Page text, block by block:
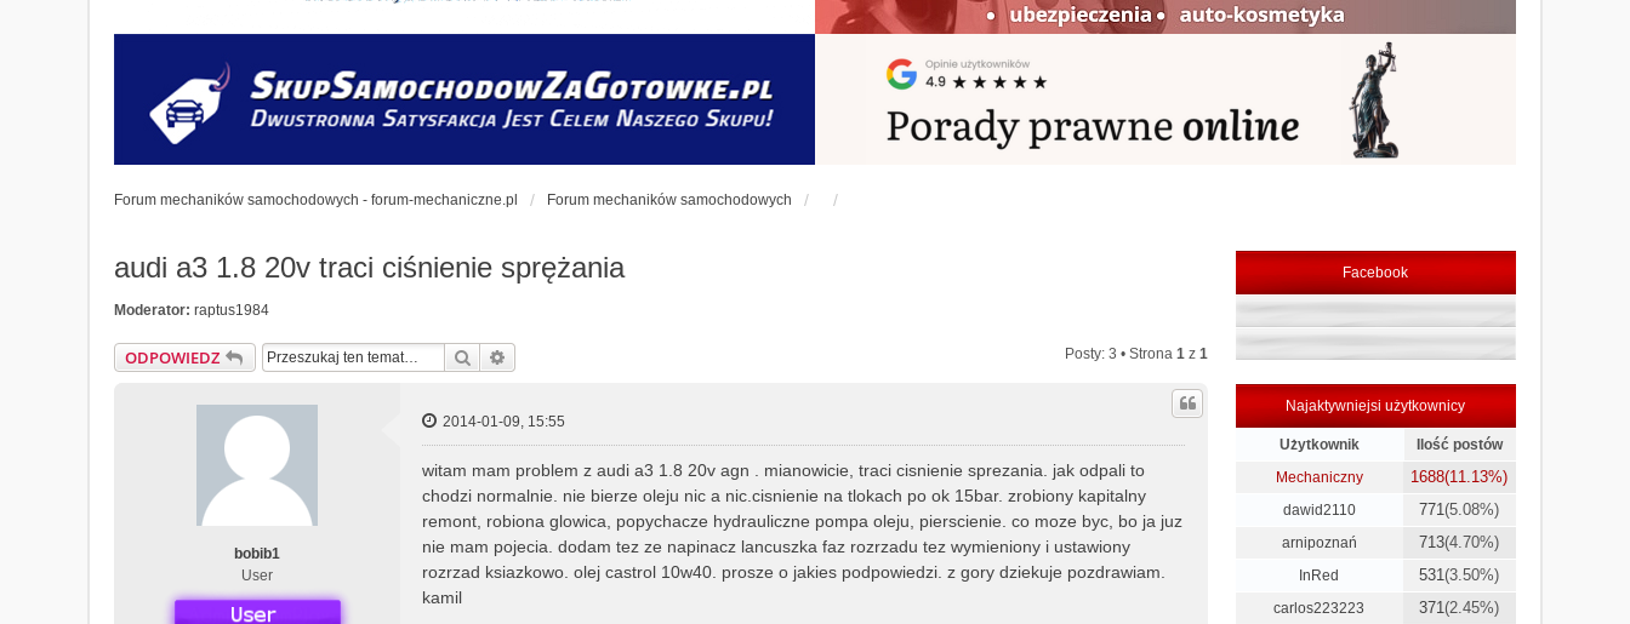
Forum mechaników samochodowych - forum-mechaniczne.pl Forum mechaników samochodowych
audi a3 1.8 20v traci ciśnienie sprężania
Moderator: raptus1984
ODPOWIEDZ Szukaj Posty: 3 • Strona 1z 1
bobib1
User
2014-01-09, 15:55
witam mam problem z audi a3 1.8 20v agn . mianowicie, traci cisnienie sprezania. jak odpali to
chodzi normalnie. nie bierze oleju nic a nic.cisnienie na tlokach po ok 15bar. zrobiony kapitalny
remont, robiona glowica, popychacze hydrauliczne pompa oleju, pierscienie. co moze byc, bo ja juz
nie mam pojecia. dodam tez ze napinacz lancuszka faz rozrzadu tez wymieniony i ustawiony
rozrzad ksiazkowo. olej castrol 10w40. prosze o jakies podpowiedzi. z gory dziekuje pozdrawiam.
kamil
Facebook
Najaktywniejsi użytkownicy
Użytkownik
Ilość postów
Mechaniczny
1688(11.13%)
dawid2110 771(5.08%)
arnipoznań 713(4.70%)
InRed 531(3.50%)
carlos223223 371(2.45%)